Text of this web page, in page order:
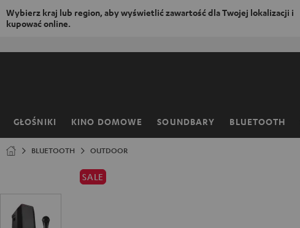
Wybierz kraj lub region, aby wyświetlić zawartość dla Twojej lokalizacji i
kupować online.
GŁOŚNIKI KINO DOMOWE SOUNDBARY BLUETOOTH
Strona
BLUETOOTH OUTDOOR
SALE